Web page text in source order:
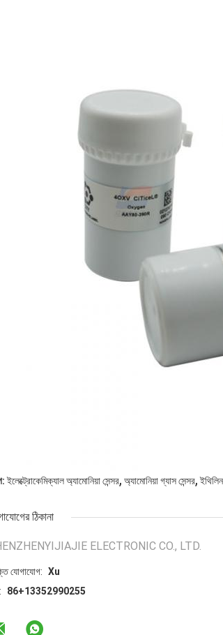
ইলেক্ট্রোকেমিক্যাল অ্যামোনিয়া সেন্সর, অ্যামোনিয়া গ্যাস সেন্সর,
ঠিকানা
ELECTRONIC CO., LTD.
যোগাযোগ: Xu
86+13352990255